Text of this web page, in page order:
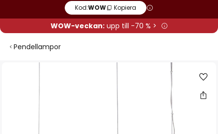
Kod:WOW Kopiera
WOW-veckan:upp till -70 % >
Pendellampor